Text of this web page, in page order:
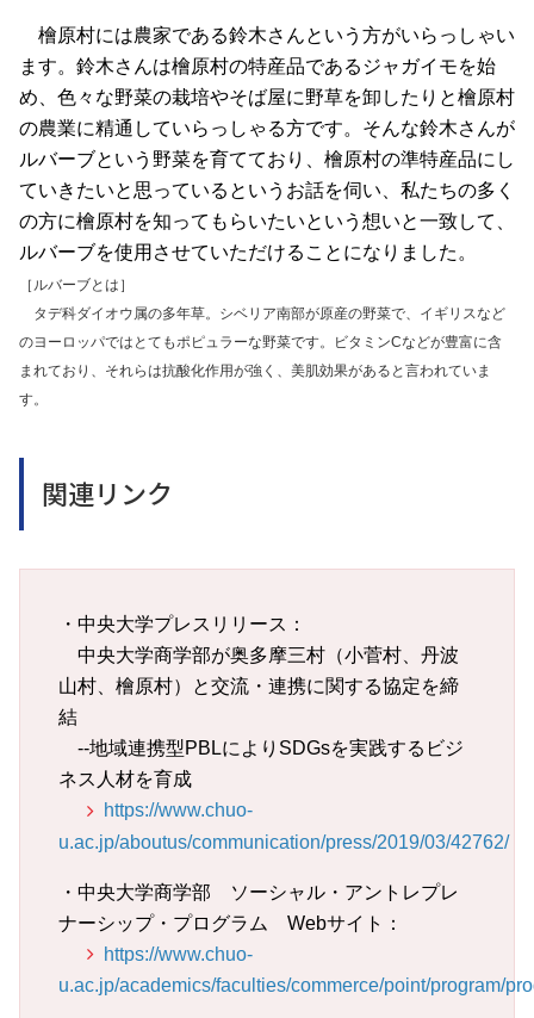
檜原村には農家である鈴木さんという方がいらっしゃい
ます。鈴木さんは檜原村の特産品であるジャガイモを始
め、色々な野菜の栽培やそば屋に野草を卸したりと檜原村
の農業に精通していらっしゃる方です。そんな鈴木さんが
ルバーブという野菜を育てており、檜原村の準特産品にし
ていきたいと思っているというお話を伺い、私たちの多く
の方に檜原村を知ってもらいたいという想いと一致して、
ルバーブを使用させていただけることになりました。
［ルバーブとは］
タデ科ダイオウ属の多年草。シベリア南部が原産の野菜で、イギリスなど
のヨーロッパではとてもポピュラーな野菜です。ビタミンCなどが豊富に含
まれており、それらは抗酸化作用が強く、美肌効果があると言われていま
す。
関連リンク
・中央大学プレスリリース：
中央大学商学部が奥多摩三村（小菅村、丹波
山村、檜原村）と交流・連携に関する協定を締
結
--地域連携型PBLによりSDGsを実践するビジ
ネス人材を育成
https://www.chuo-
u.ac.jp/aboutus/communication/press/2019/03/42762/
・中央大学商学部 ソーシャル・アントレプレ
ナーシップ・プログラム Webサイト：
https://www.chuo-
u.ac.jp/academics/faculties/commerce/point/program/